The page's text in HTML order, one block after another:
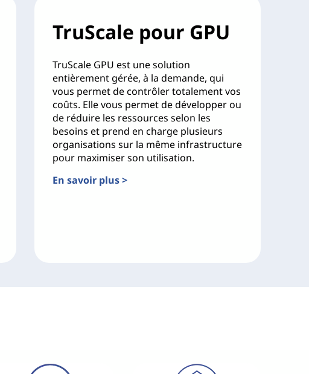
TruScale pour GPU
TruScale GPU est une solution
entièrement gérée, à la demande, qui
vous permet de contrôler totalement vos
coûts. Elle vous permet de développer ou
de réduire les ressources selon les
besoins et prend en charge plusieurs
organisations sur la même infrastructure
pour maximiser son utilisation.
En savoir plus >